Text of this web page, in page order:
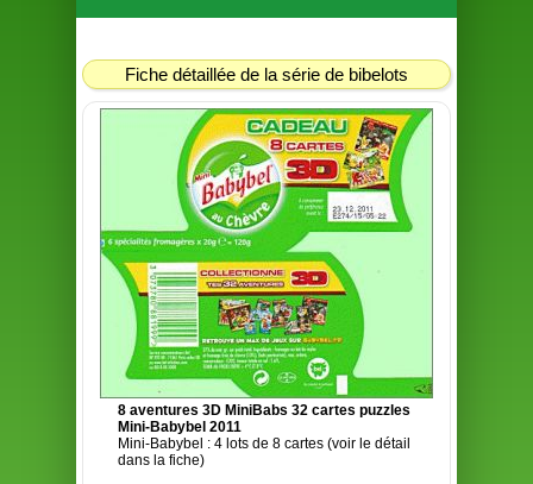
Fiche détaillée de la série de bibelots
8 aventures 3D MiniBabs 32 cartes puzzles
Mini-Babybel 2011
Mini-Babybel : 4 lots de 8 cartes (voir le détail
dans la fiche)